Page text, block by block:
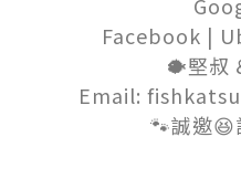
Facebook |
🐡堅叔
Email:
🐾誠邀😆